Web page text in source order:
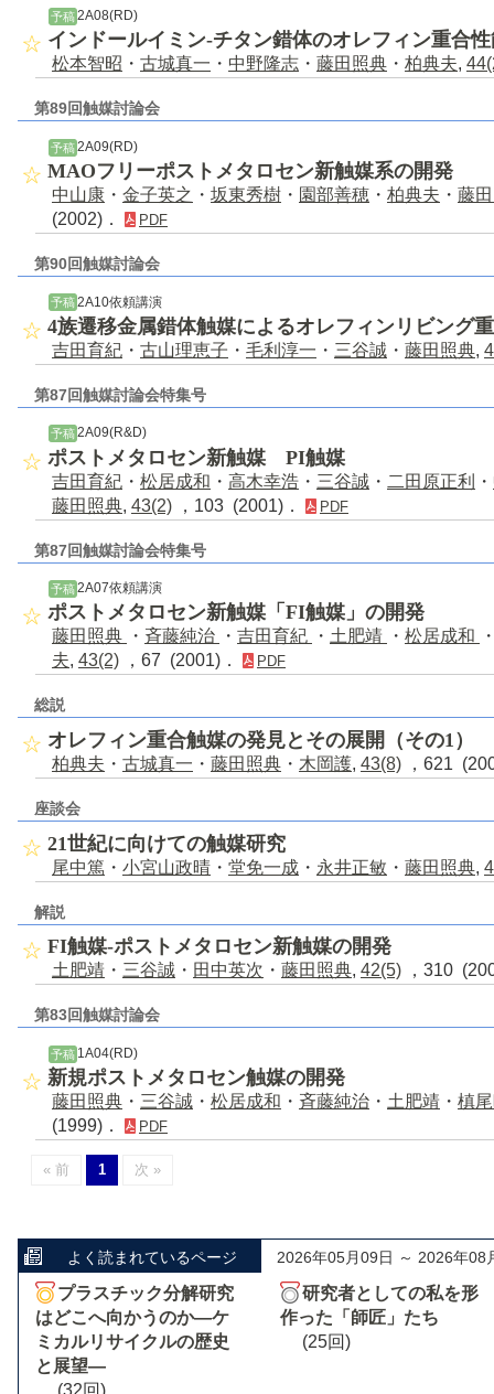
予稿 2A08(RD)
インドールイミン-チタン錯体のオレフィン重合
松本智昭 ・ 古城真一 ・ 中野隆志 ・ 藤田照典 ・ 柏典夫,
第89回触媒討論会
予稿2A09(RD)
MAOフリーポストメタロセン新触媒系の開発
中山康 ・ 金子英之 ・ 坂東秀樹 ・ 園部善穂 ・ 柏典夫 ・ 藤
(2002)．
PDF
第90回触媒討論会
予稿 2A10依頼講演
4族遷移金属錯体触媒によるオレフィンリビング
吉田育紀 ・ 古山理恵子 ・ 毛利淳一 ・ 三谷誠 ・ 藤田照典,
第87回触媒討論会特集号
予稿 2A09(R&D)
ポストメタロセン新触媒 PI触媒
吉田育紀 ・ 松居成和 ・ 高木幸浩 ・ 三谷誠 ・ 二田原正利 ・
藤田照典, 43(2) ，103 (2001)． PDF
第87回触媒討論会特集号
予稿 2A07依頼講演
ポストメタロセン新触媒「FI触媒」の開発
藤田照典 ・ 斉藤純治 ・ 吉田育紀 ・ 土肥靖 ・ 松居成和
夫, 43(2) ，67 (2001)． PDF
総説
オレフィン重合触媒の発見とその展開（その1）
柏典夫 ・ 古城真一 ・ 藤田照典 ・ 木岡護, 43(8) ，621
座談会
21世紀に向けての触媒研究
尾中篤 ・ 小宮山政晴 ・ 堂免一成 ・ 永井正敏 ・ 藤田照典,
解説
FI触媒-ポストメタロセン新触媒の開発
土肥靖 ・ 三谷誠 ・ 田中英次 ・ 藤田照典, 42(5) ，310
第83回触媒討論会
予稿1A04(RD)
新規ポストメタロセン触媒の開発
藤田照典 ・ 三谷誠 ・ 松居成和 ・ 斉藤純治 ・ 土肥靖 ・ 槙
(1999)．
PDF
« 前 1 次 »
よく読まれているページ 2026年05月09日 ～ 2026年08
プラスチック分解研究
はどこへ向かうのか―ケ
ミカルリサイクルの歴史
と展望―
研究者としての私を形
作った「師匠」たち
(25回)